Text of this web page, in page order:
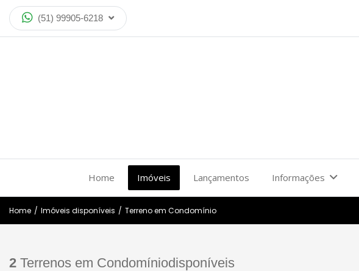
(51) 99905-6218
Home Imóveis Lançamentos Informações
Home / Imóveis disponíveis / Terreno em Condomínio
2 Terrenos em Condomíniodisponíveis